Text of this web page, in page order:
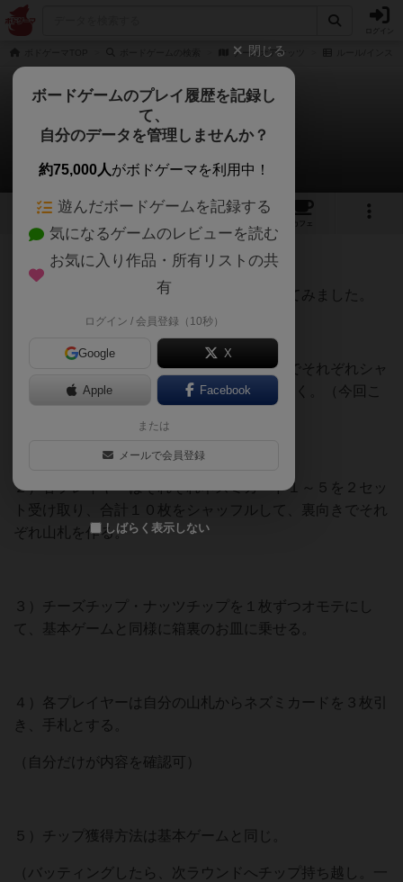
チーズオアナッツ
チーズオアナッツ
ネロさんのルール/インスト
3
カフェ
89名 0名 0 2ヶ月前
【非公式】二人用バリアントルールを考えてみました。
１）チーズチップ・ナッツチップを裏向きでそれぞれシャ
ッフルし、各2枚ずつを裏向きのまま取り除く。（今回こ
２）各プレイヤーはそれぞれネズミカード１～５を２セッ
ト受け取り、合計１０枚をシャッフルして、裏向きでそれ
ぞれ山札を作る。
３）チーズチップ・ナッツチップを１枚ずつオモテにし
て、基本ゲームと同様に箱裏のお皿に乗せる。
４）各プレイヤーは自分の山札からネズミカードを３枚引
き、手札とする。
（自分だけが内容を確認可）
５）チップ獲得方法は基本ゲームと同じ。
（バッティングしたら、次ラウンドへチップ持ち越し。一
閉じる
ボードゲームのプレイ履歴を記録し
て、
自分のデータを管理しませんか？
約75,000人がボドゲーマを利用中！
遊んだボードゲームを記録する
気になるゲームのレビューを読む
お気に入り作品・所有リストの共
有
ログイン / 会員登録（10秒）
Google X
Apple Facebook
または
メールで会員登録
しばらく表示しない